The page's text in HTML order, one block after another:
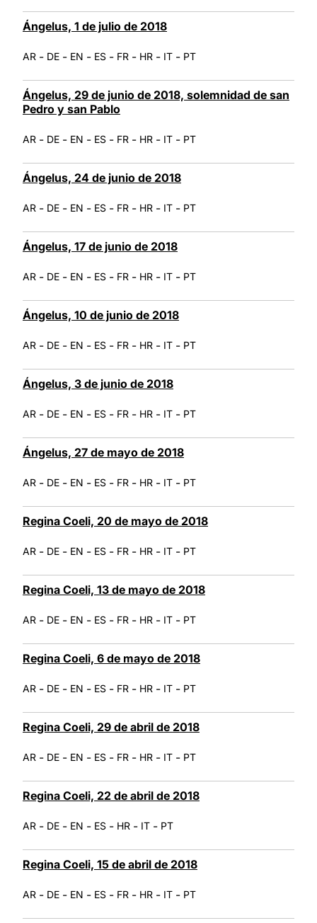
Ángelus, 1 de julio de 2018
AR - DE - EN - ES - FR - HR - IT - PT
Ángelus, 29 de junio de 2018, solemnidad de san
Pedro y san Pablo
AR - DE - EN - ES - FR - HR - IT - PT
Ángelus, 24 de junio de 2018
AR - DE - EN - ES - FR - HR - IT - PT
Ángelus, 17 de junio de 2018
AR - DE - EN - ES - FR - HR - IT - PT
Ángelus, 10 de junio de 2018
AR - DE - EN - ES - FR - HR - IT - PT
Ángelus, 3 de junio de 2018
AR - DE - EN - ES - FR - HR - IT - PT
Ángelus, 27 de mayo de 2018
AR - DE - EN - ES - FR - HR - IT - PT
Regina Coeli, 20 de mayo de 2018
AR - DE - EN - ES - FR - HR - IT - PT
Regina Coeli, 13 de mayo de 2018
AR - DE - EN - ES - FR - HR - IT - PT
Regina Coeli, 6 de mayo de 2018
AR - DE - EN - ES - FR - HR - IT - PT
Regina Coeli, 29 de abril de 2018
AR - DE - EN - ES - FR - HR - IT - PT
Regina Coeli, 22 de abril de 2018
AR - DE - EN - ES - HR - IT - PT
Regina Coeli, 15 de abril de 2018
AR - DE - EN - ES - FR - HR - IT - PT